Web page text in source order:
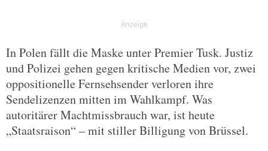
In Polen fällt die Maske unter Premier Tusk. Justiz
und Polizei gehen gegen kritische Medien vor, zwei
oppositionelle Fernsehsender verloren ihre
Sendelizenzen mitten im Wahlkampf. Was
autoritärer Machtmissbrauch war, ist heute
„Staatsraison“ – mit stiller Billigung von Brüssel.